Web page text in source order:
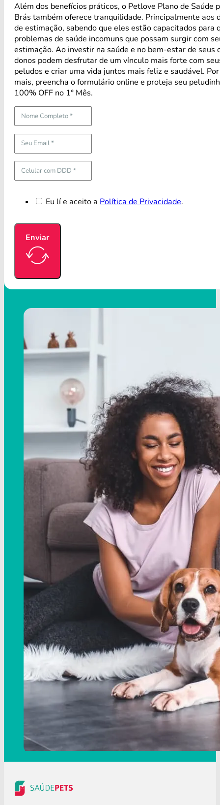
Além dos benefícios práticos, o Petlove Plano de Saúde
Brás também oferece tranquilidade. Principalmente aos
de estimação, sabendo que eles estão capacitados para
problemas de saúde incomuns que possam surgir com
estimação. Ao investir na saúde e no bem-estar de seus
donos podem desfrutar de um vínculo mais forte com
peludos e criar uma vida juntos mais feliz e saudável.
mais, preencha o formulário online e proteja seu
100% OFF no 1° Mês.
Eu lí e aceito a Política de Privacidade.
Enviar